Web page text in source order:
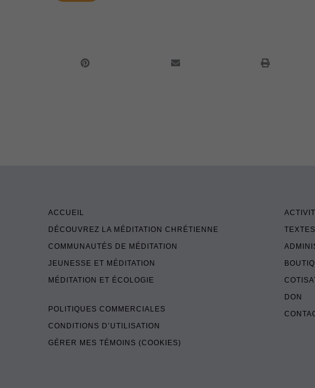
ACCUEIL
DÉCOUVREZ LA MÉDITATION CHRÉTIENNE
COMMUNAUTÉS DE MÉDITATION
JEUNESSE ET MÉDITATION
MÉDITATION ET ÉCOLOGIE
POLITIQUES COMMERCIALES
CONDITIONS D’UTILISATION
GÉRER MES TÉMOINS (COOKIES)
DON